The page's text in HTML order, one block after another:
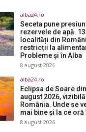
alba24.ro
Seceta pune
rezervele de apă.
localități din
restricții la
Probleme și în Alba
8 august 2026
alba24.ro
Eclipsa de Soare
august 2026,
România. Unde se
mai bine și la ce oră
8 august 2026